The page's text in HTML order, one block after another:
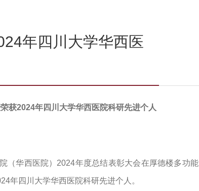
年四川大学华西医
荣获2024年四川大学华西医院科研先进个人
（华西医院） 2024年度总结表彰大会在厚德楼多功
年四川大学华西医院科研先进个人。